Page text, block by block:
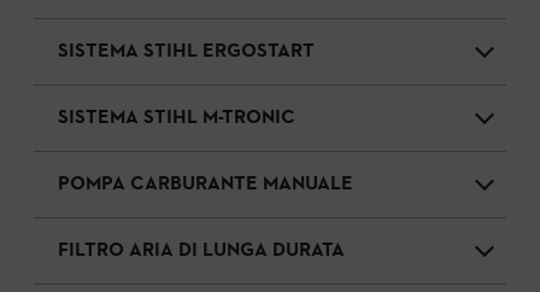
SISTEMA STIHL ERGOSTART
SISTEMA STIHL M-TRONIC
POMPA CARBURANTE MANUALE
FILTRO ARIA DI LUNGA DURATA